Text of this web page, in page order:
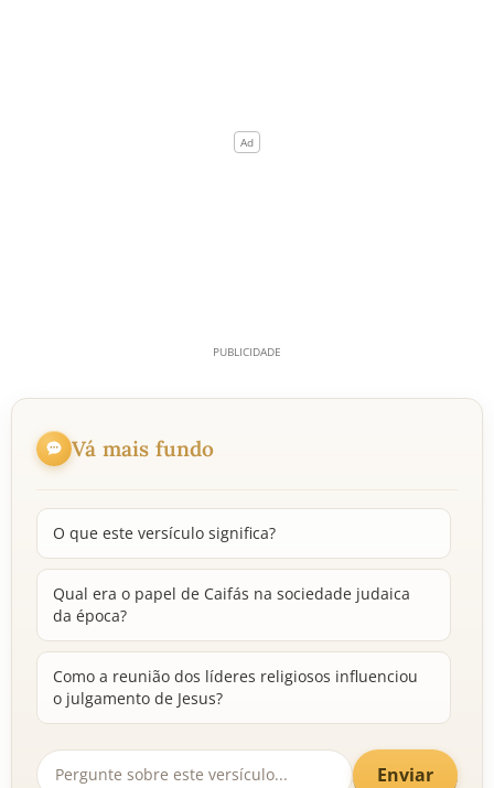
Vá mais fundo
O que este versículo significa?
Qual era o papel de Caifás na sociedade judaica
da época?
Como a reunião dos líderes religiosos influenciou
o julgamento de Jesus?
Enviar